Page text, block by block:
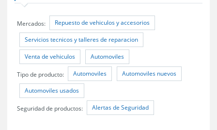
Mercados: Repuesto de vehiculos y accesorios
Servicios tecnicos y talleres de reparacion
Venta de vehiculos Automoviles
Tipo de producto: Automoviles Automoviles nuevos
Automoviles usados
Seguridad de productos: Alertas de Seguridad